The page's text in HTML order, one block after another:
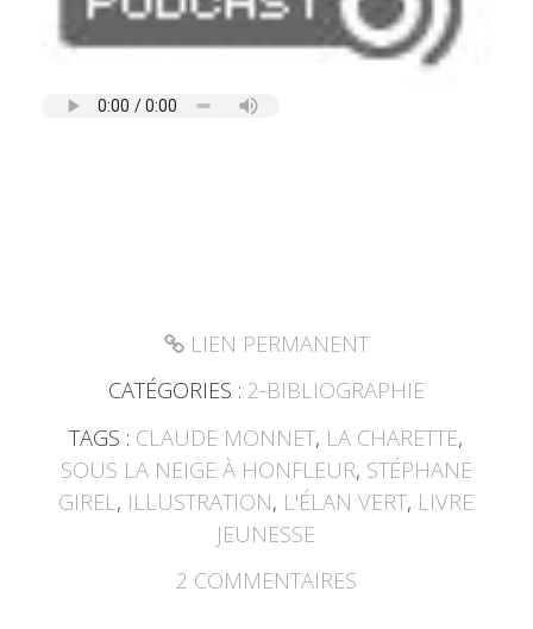
LIEN PERMANENT
CATÉGORIES : 2-BIBLIOGRAPHIE
TAGS : CLAUDE MONNET, LA CHARETTE,
SOUS LA NEIGE À HONFLEUR, STÉPHANE
GIREL , ILLUSTRATION, L'ÉLAN VERT, LIVRE
JEUNESSE
2 COMMENTAIRES